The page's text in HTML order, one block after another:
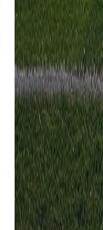
Barnsley
Wigan Athletic
11
1 jan2026
Wigan Athletic
Barnsley
11
29 mrt 2025